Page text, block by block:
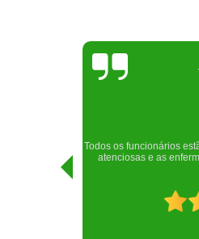
Realizei uma consulta
Raphaela e ela foi